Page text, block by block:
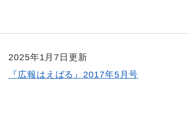
2025年1月7日更新
『広報はえばる』2017年5月号